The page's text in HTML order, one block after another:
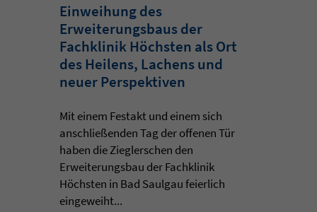
Einweihung des
Erweiterungsbaus der
Fachklinik Höchsten als Ort
des Heilens, Lachens und
neuer Perspektiven
Mit einem Festakt und einem sich
anschließenden Tag der offenen Tür
haben die Zieglerschen den
Erweiterungsbau der Fachklinik
Höchsten in Bad Saulgau feierlich
eingeweiht...